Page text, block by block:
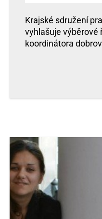
Krajské sdružení
vyhlašuje výběrové
koordinátora